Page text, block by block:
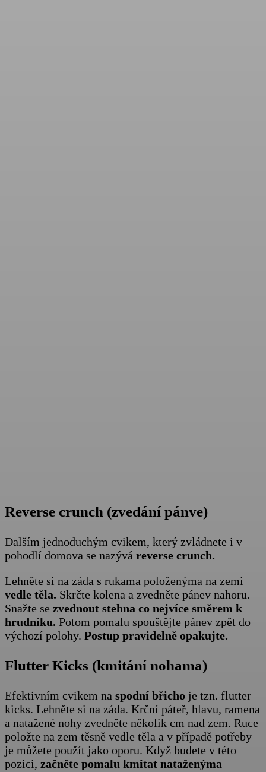
Reverse crunch (zvedání pánve)
Dalším jednoduchým cvikem, který zvládnete i v
pohodlí domova se nazývá reverse crunch.
Lehněte si na záda s rukama položenýma na zemi
vedle těla. Skrčte kolena a zvedněte pánev nahoru.
Snažte se zvednout stehna co nejvíce směrem k
hrudníku. Potom pomalu spouštějte pánev zpět do
výchozí polohy. Postup pravidelně opakujte.
Flutter Kicks (kmitání nohama)
Efektivním cvikem na spodní břicho je tzn. flutter
kicks. Lehněte si na záda. Krční páteř, hlavu, ramena
a natažené nohy zvedněte několik cm nad zem. Ruce
položte na zem těsně vedle těla a v případě potřeby
je můžete použít jako oporu. Když budete v této
pozici, začněte pomalu kmitat nataženýma